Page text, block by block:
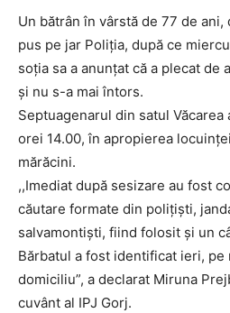
Un bătrân în vârstă de 77 de ani,
pus pe jar Poliția, după ce
soția sa a anunțat că a plecat de
și nu s-a mai întors.
Septuagenarul din satul
orei 14.00, în apropierea
mărăcini.
,,Imediat după sesizare au fost
căutare formate din polițiști,
salvamontiști, fiind folosit și un
Bărbatul a fost identificat ieri, pe
domiciliu”, a declarat Miruna
cuvânt al IPJ Gorj.